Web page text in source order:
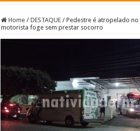
Home / DESTAQUE / Pedestre é atropelado
motorista foge sem prestar socorro